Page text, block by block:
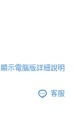
顯示電腦版詳細說明
客服